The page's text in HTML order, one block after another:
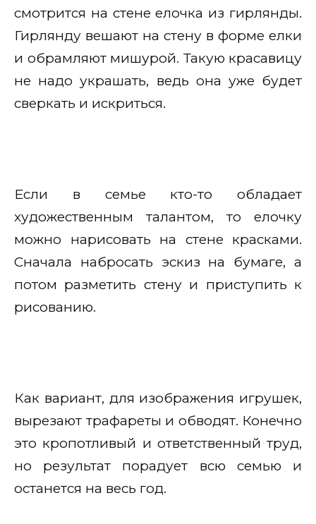
смотрится на стене елочка из гирлянды.
Гирлянду вешают на стену в форме елки
и обрамляют мишурой. Такую красавицу
не надо украшать, ведь она уже будет
сверкать и искриться.
Если в семье кто-то обладает
художественным талантом, то елочку
можно нарисовать на стене красками.
Сначала набросать эскиз на бумаге, а
потом разметить стену и приступить к
рисованию.
Как вариант, для изображения игрушек,
вырезают трафареты и обводят. Конечно
это кропотливый и ответственный труд,
но результат порадует всю семью и
останется на весь год.